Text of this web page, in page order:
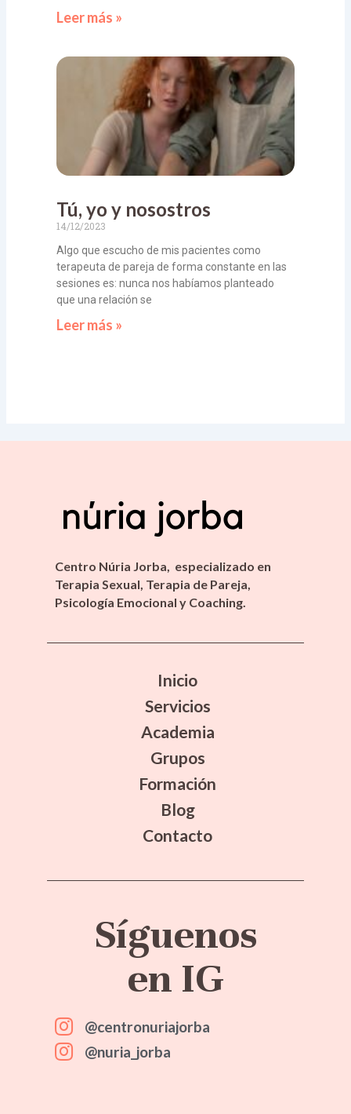
Leer más »
Tú, yo y nosostros
14/12/2023
Algo que escucho de mis pacientes como
terapeuta de pareja de forma constante en las
sesiones es: nunca nos habíamos planteado
que una relación se
Leer más »
Centro Núria Jorba, especializado en
Terapia Sexual, Terapia de Pareja,
Psicología Emocional y Coaching.
Inicio
Servicios
Academia
Grupos
Formación
Blog
Contacto
Síguenos
en IG
@centronuriajorba
@nuria_jorba